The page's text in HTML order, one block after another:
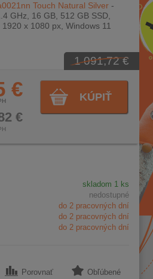
Touch Natural Silver-
GHz, 16 GB, 512 GB SSD,
x 1080 px, Windows 11
1 091,72 €
KÚPIŤ
€
€
skladom 1 ks
nedostupné
do 2 pracovných dní
do 2 pracovných dní
do 2 pracovných dní
Porovnať Obľúbené